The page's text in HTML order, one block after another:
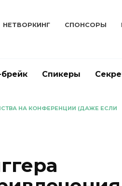
НЕТВОРКИНГ СПОНСОРЫ
Спикеры
НА КОНФЕРЕНЦИИ (ДАЖЕ ЕСЛИ